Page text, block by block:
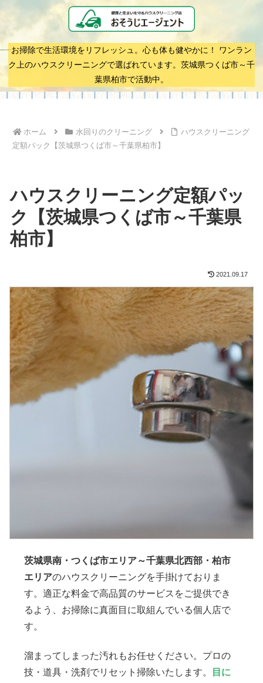
お掃除で生活環境をリフレッシュ。心も体も健やかに！ ワンラン
ク上のハウスクリーニングで選ばれています。茨城県つくば市～千
葉県柏市で活動中。
ホーム 水回りのクリーニング
ハウスクリーニング
定額パック【茨城県つくば市～千葉県柏市】
ハウスクリーニング定額パッ
ク【茨城県つくば市～千葉県
柏市】
2021.09.17
茨城県南・つくば市エリア～千葉県北西部・柏市
エリアのハウスクリーニングを手掛けておりま
す。適正な料金で高品質のサービスをご提供でき
るよう、お掃除に真面目に取組んでいる個人店で
す。
溜まってしまった汚れもお任せください。プロの
技・道具・洗剤でリセット掃除いたします。
目に